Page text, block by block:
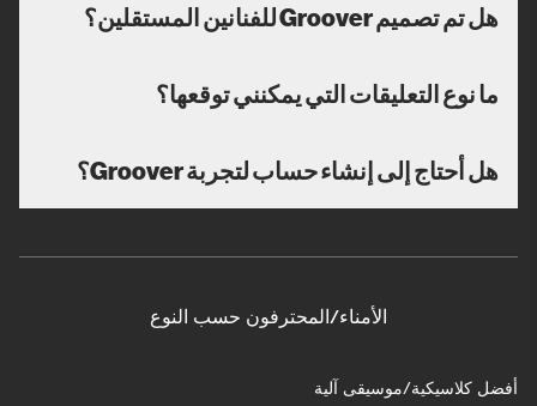
هل تم تصميم Groover للفنانين المستقلين؟
ما نوع التعليقات التي يمكنني توقعها؟
هل أحتاج إلى إنشاء حساب لتجربة Groover؟
الأمناء/المحترفون حسب النوع
أفضل كلاسيكية/موسيقى آلية